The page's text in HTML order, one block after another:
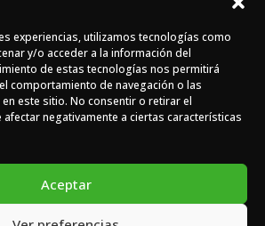
experiencias, utilizamos tecnologías como
y/o acceder a la información del
de estas tecnologías nos permitirá
comportamiento de navegación o las
este sitio. No consentir o retirar el
negativamente a ciertas características
Aceptar